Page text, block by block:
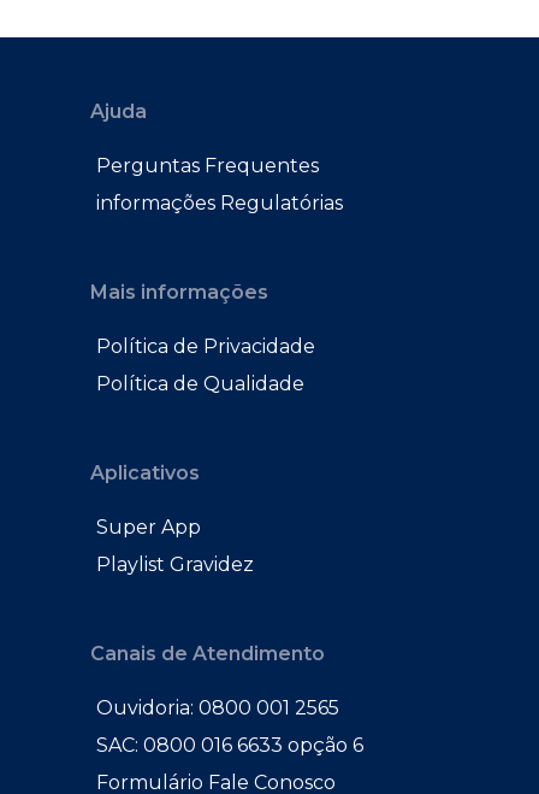
Ajuda
Perguntas Frequentes
informações Regulatórias
Mais informações
Política de Privacidade
Política de Qualidade
Aplicativos
Super App
Playlist Gravidez
Canais de Atendimento
Ouvidoria: 0800 001 2565
SAC: 0800 016 6633 opção 6
Formulário Fale Conosco